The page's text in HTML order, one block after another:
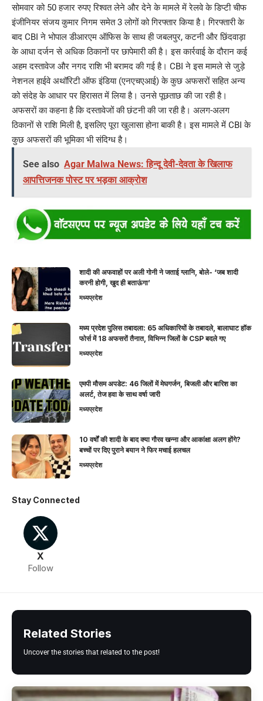
सोमवार को 50 हजार रुपए रिश्वत लेने और देने के मामले में रेलवे के डिप्टी चीफ
इंजीनियर संजय कुमार निगम समेत 3 लोगों को गिरफ्तार किया है। गिरफ्तारी के
बाद CBI ने भोपाल डीआरएम ऑफिस के साथ ही जबलपुर, कटनी और छिंदवाड़ा
के आधा दर्जन से अधिक ठिकानों पर छापेमारी की है। इस कार्रवाई के दौरान कई
अहम दस्तावेज और नगद राशि भी बरामद की गई है। CBI ने इस मामले से जुड़े
नेशनल हाईवे अथॉरिटी ऑफ इंडिया (एनएचएआई) के कुछ अफसरों सहित अन्य
को संदेह के आधार पर हिरासत में लिया है। उनसे पूछताछ की जा रही है।
अफसरों का कहना है कि दस्तावेजों की छंटनी की जा रही है। अलग-अलग
ठिकानों से राशि मिली है, इसलिए पूरा खुलासा होना बाकी है। इस मामले में CBI के
कुछ अफसरों की भूमिका भी संदिग्ध है।
See also Agar Malwa News: हिन्दू देवी-देवता के खिलाफ
आपत्तिजनक पोस्ट पर भड़का आक्रोश
शादी की अफवाहों पर अली गोनी ने जताई ग्लानि, बोले- ‘जब शादी
करनी होगी, खुद ही बताऊंगा’
मध्यप्रदेश
मध्य प्रदेश पुलिस तबादला: 65 अधिकारियों के तबादले, बालाघाट हॉक
फोर्स में 18 अफसरों तैनात, विभिन्न जिलों के CSP बदले गए
मध्यप्रदेश
एमपी मौसम अपडेट: 46 जिलों में मेघगर्जन, बिजली और बारिश का
अलर्ट, तेज हवा के साथ वर्षा जारी
मध्यप्रदेश
10 वर्षों की शादी के बाद क्या गौरव खन्ना और आकांक्षा अलग होंगे?
बच्चों पर दिए पुराने बयान ने फिर मचाई हलचल
मध्यप्रदेश
Stay Connected
X
Follow
Related Stories
Uncover the stories that related to the post!